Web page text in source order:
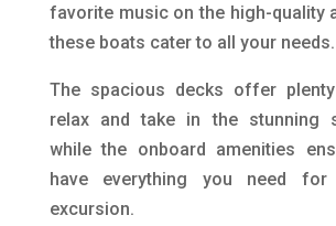
favorite music on the high-quality
these boats cater to all your needs.
The spacious decks offer
relax and take in the stunning
while the onboard amenities
have everything you need
excursion.